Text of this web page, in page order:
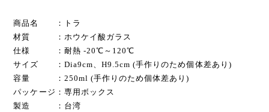
商品名 ：トラ
材質 ：ホウケイ酸ガラス
仕様 ：耐熱 -20℃～120℃
サイズ ：Dia9cm、H9.5cm (手作りのため個体差あり)
容量 ：250ml (手作りのため個体差あり)
パッケージ：専用ボックス
製造 ：台湾